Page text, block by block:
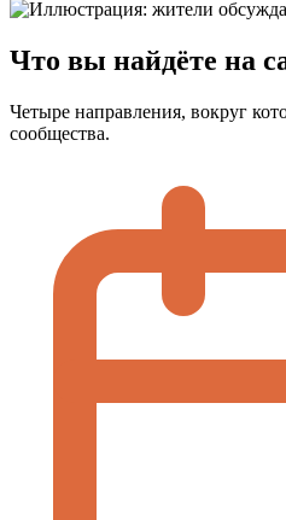
Что вы найдёте на
Четыре направления, вокруг
сообщества.